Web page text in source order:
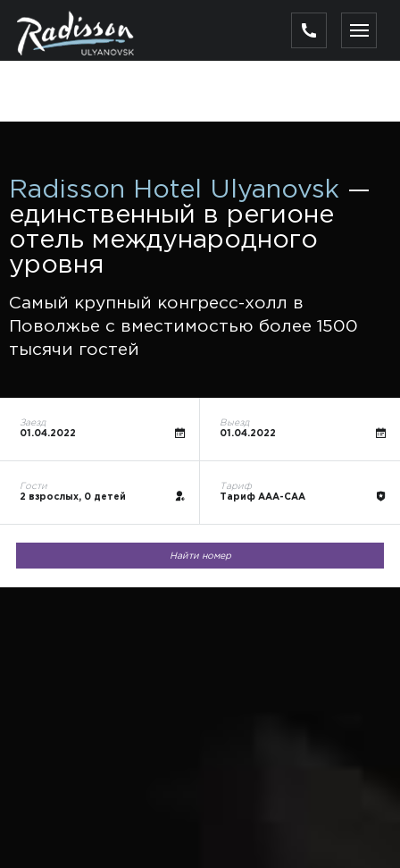
Radisson Hotel Ulyanovsk —
единственный в регионе
отель международного
уровня
Самый крупный конгресс-холл в
Поволжье с вместимостью более 1500
тысячи гостей
Заезд
01.04.2022
Выезд
01.04.2022
Гости
2 взрослых, 0 детей
Тариф
Тариф AAA-CAA
Найти номер